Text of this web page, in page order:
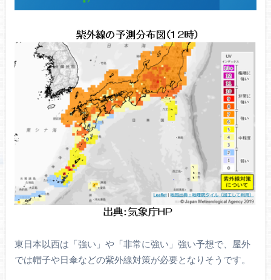
東日本以西は「強い」や「非常に強い」強い予想で、屋外
では帽子や日傘などの紫外線対策が必要となりそうです。